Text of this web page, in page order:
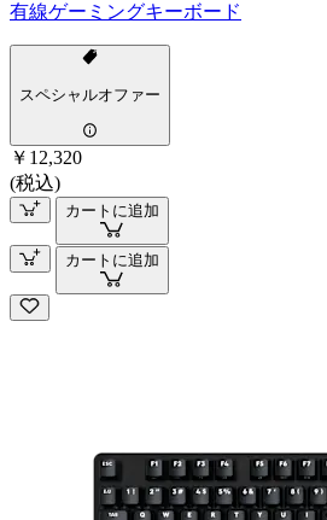
有線ゲーミングキーボード
スペシャルオファー
￥12,320
(税込)
カートに追加
カートに追加